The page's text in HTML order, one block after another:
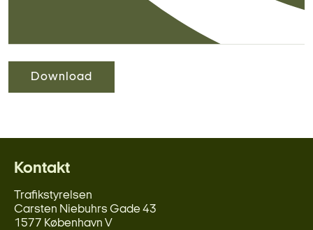
Download
Kontakt
Trafikstyrelsen
Carsten Niebuhrs Gade 43
1577 København V